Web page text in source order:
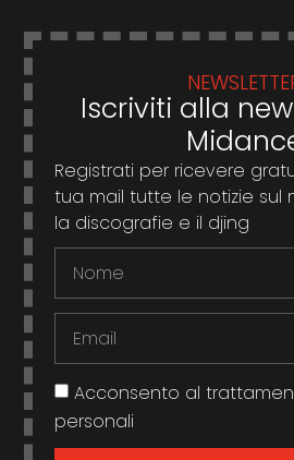
Iscriviti alla
Registrati per ricevere
tua mail tutte le notizie sul
la discografie e il djing
Acconsento al
personali